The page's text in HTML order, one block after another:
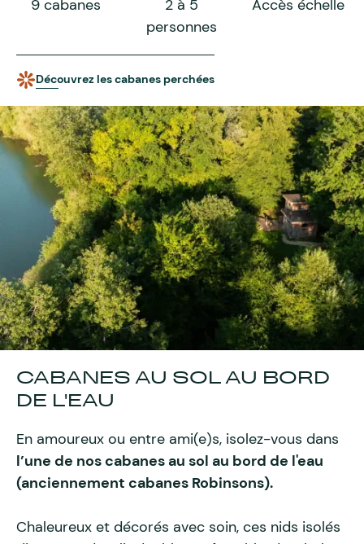
9 cabanes
2 à 5
personnes
Accès échelle
Découvrez les cabanes perchées
CABANES AU SOL AU BORD
DE L'EAU
En amoureux ou entre ami(e)s, isolez-vous dans
l’une de nos cabanes au sol au bord de l'eau
(anciennement cabanes Robinsons).
Chaleureux et décorés avec soin, ces nids isolés